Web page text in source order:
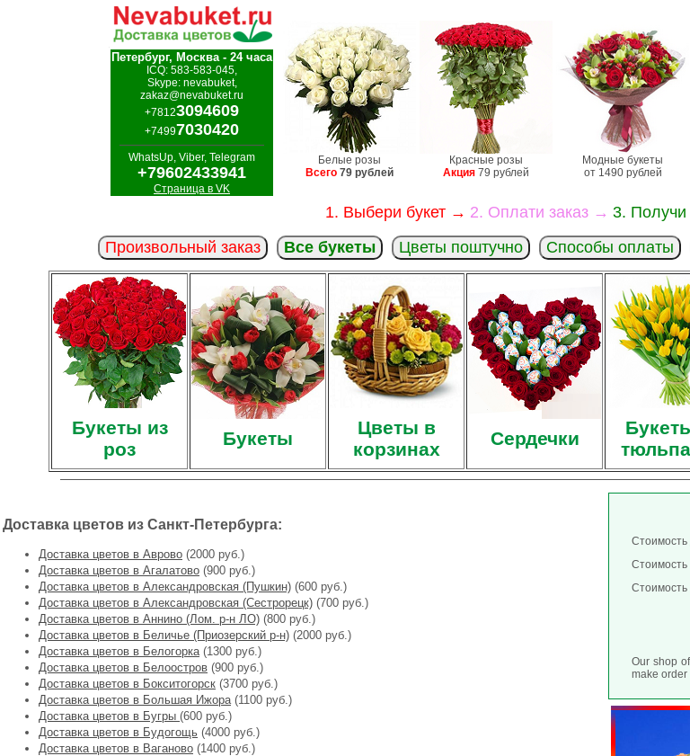
Петербург, Москва - 24 часа
ICQ: 583-583-045,
Skype: nevabuket,
zakaz@nevabuket.ru
+78123094609
+74997030420
WhatsUp, Viber, Telegram
+79602433941
Страница в VK
Белые розы
Всего 79 рублей
Красные розы
Акция 79 рублей
Модные букеты
от 1490 рублей
1. Выбери букет → 2. Оплати заказ → 3. Получи
Произвольный заказ
Все букеты Цветы поштучно Способы оплаты
Букеты из
роз
Букеты
Цветы в
корзинах
Сердечки
Доставка цветов из Санкт-Петербурга:
Доставка цветов в Аврово (2000 руб.)
Доставка цветов в Агалатово (900 руб.)
Доставка цветов в Александровская (Пушкин) (600 руб.)
Доставка цветов в Александровская (Сестрорецк) (700 руб.)
Доставка цветов в Аннино (Лом. р-н ЛО) (800 руб.)
Доставка цветов в Беличье (Приозерский р-н) (2000 руб.)
Доставка цветов в Белогорка(1300 руб.)
Доставка цветов в Белоостров (900 руб.)
Доставка цветов в Бокситогорск (3700 руб.)
Доставка цветов в Большая Ижора(1100 руб.)
Доставка цветов в Бугры (600 руб.)
Доставка цветов в Будогощь (4000 руб.)
Доставка цветов в Ваганово (1400 руб.)
Стоимость
Стоимость
Стоимость
Our shop
make order